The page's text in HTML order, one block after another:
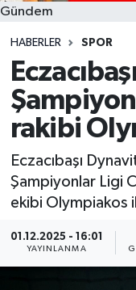
Gündem
HABERLER SPOR
rakibi
Eczacıbaşı
Şampiyonlar Ligi
ekibi Olympiakos
01.12.2025 - 16:01
YAYINLANMA